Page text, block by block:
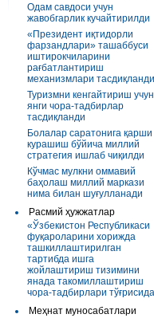
Одам савдоси учун
жавобгарлик кучайтирилди
«Президент иқтидорли
фарзандлари» ташаббуси
иштирокчиларини
рағбатлантириш
механизмлари тасдиқланди
Туризмни кенгайтириш учун
янги чора-тадбирлар
тасдиқланди
Болалар саратонига қарши
курашиш бўйича миллий
стратегия ишлаб чиқилди
Кўчмас мулкни оммавий
баҳолаш миллий маркази
нима билан шуғулланади
Расмий ҳужжатлар
«Ўзбекистон Республикаси
фуқароларини хорижда
ташкиллаштирилган
тартибда ишга
жойлаштириш тизимини
янада такомиллаштириш
чора-тадбирлари
Меҳнат муносабатлари